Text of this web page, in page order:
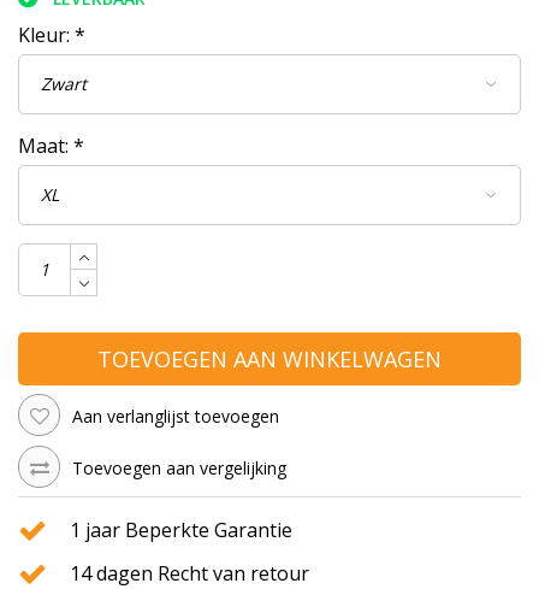
Kleur: *
Maat: *
TOEVOEGEN AAN WINKELWAGEN
Aan verlanglijst toevoegen
Toevoegen aan vergelijking
1 jaar Beperkte Garantie
14 dagen Recht van retour